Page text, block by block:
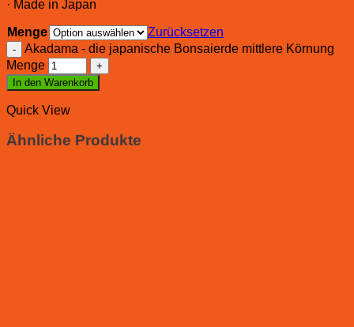
· Made in Japan
Menge
Zurücksetzen
Akadama - die japanische Bonsaierde mittlere Körnung
Menge
In den Warenkorb
Quick View
Ähnliche Produkte